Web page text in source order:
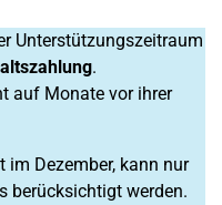
Unterstützungszeitraum
.
auf Monate vor ihrer
im Dezember, kann nur
berücksichtigt werden.